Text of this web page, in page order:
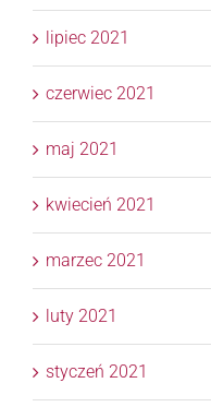
lipiec 2021
czerwiec 2021
maj 2021
kwiecień 2021
marzec 2021
luty 2021
styczeń 2021